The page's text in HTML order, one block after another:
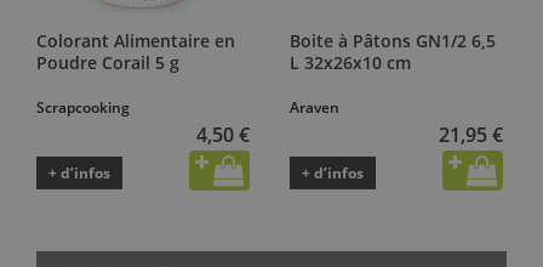
Colorant Alimentaire en
Poudre Corail 5 g
Scrapcooking
4,50 €
+ d’infos
Boite à Pâtons GN1/2 6,5
L 32x26x10 cm
Araven
21,95 €
+ d’infos